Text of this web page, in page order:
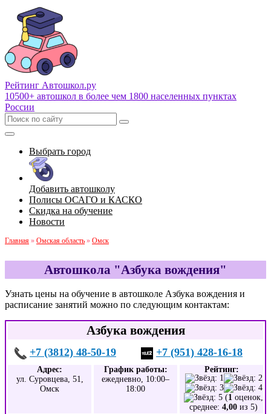
Рейтинг Автошкол.ру
10500+ автошкол в более чем 1800 населенных пунктах
России
Выбрать город
Добавить автошколу
Полисы ОСАГО и КАСКО
Скидка на обучение
Новости
Главная » Омская область » Омск
Автошкола "Азбука вождения"
Узнать цены на обучение в автошколе Азбука вождения и
расписание занятий можно по следующим контактам:
Азбука вождения
+7 (3812) 48-50-19 +7 (951) 428-16-18
Адрес:
ул. Суровцева, 51,
Омск
График работы:
ежедневно, 10:00–
18:00
Рейтинг:
(1 оценок,
среднее: 4,00 из 5)